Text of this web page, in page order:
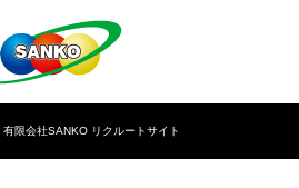
限会社SANKO リクルートサイト